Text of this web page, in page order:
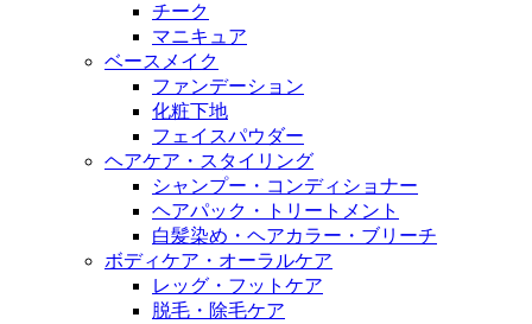
チーク
マニキュア
ベースメイク
ファンデーション
化粧下地
フェイスパウダー
ヘアケア・スタイリング
シャンプー・コンディショナー
ヘアパック・トリートメント
白髪染め・ヘアカラー・ブリーチ
ボディケア・オーラルケア
レッグ・フットケア
脱毛・除毛ケア